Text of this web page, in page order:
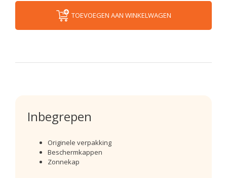
TOEVOEGEN AAN WINKELWAGEN
Inbegrepen
Originele verpakking
Beschermkappen
Zonnekap